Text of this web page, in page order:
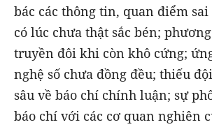
bác các thông tin, quan điểm
có lúc chưa thật sắc bén;
truyền đôi khi còn khô cứng;
nghệ số chưa đồng đều; thiếu
sâu về báo chí chính luận; sự
báo chí với các cơ quan nghiên